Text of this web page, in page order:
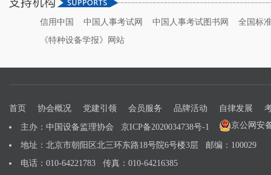
信用中国 中国人事考试网 中国人事考试图书网
全国标
《特种设备学报》网站
首页 协会概况 党建引领 会员服务 品牌活动 自律发展
主办：中国设备监理协会 京ICP备2020034738号-1 京公网安
地址：北京市朝阳区北三环东路18号院6号楼3层 邮编：100029
电话：010-64221783 传真：010-64216385